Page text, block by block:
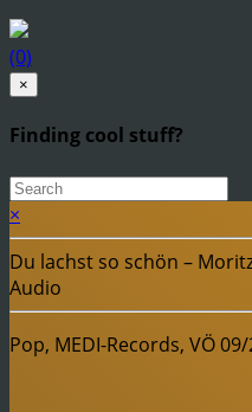
(0)
×
Finding cool stuff?
×
Du lachst so schön –
Audio
Pop, MEDI-Records, VÖ